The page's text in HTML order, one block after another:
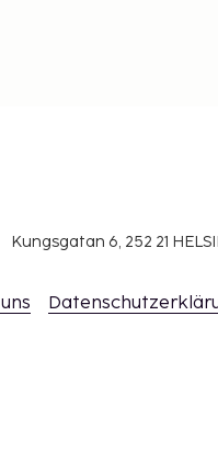
Kungsgatan 6, 252 21